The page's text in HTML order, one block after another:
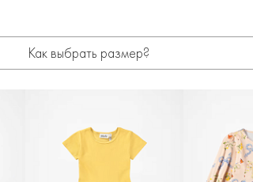
Как выбрать размер?